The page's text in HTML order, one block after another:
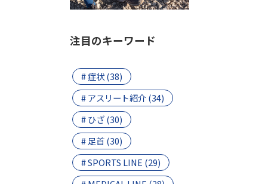
注目のキーワード
# 症状 (38)
# アスリート紹介 (34)
# ひざ (30)
# 足首 (30)
# SPORTS LINE (29)